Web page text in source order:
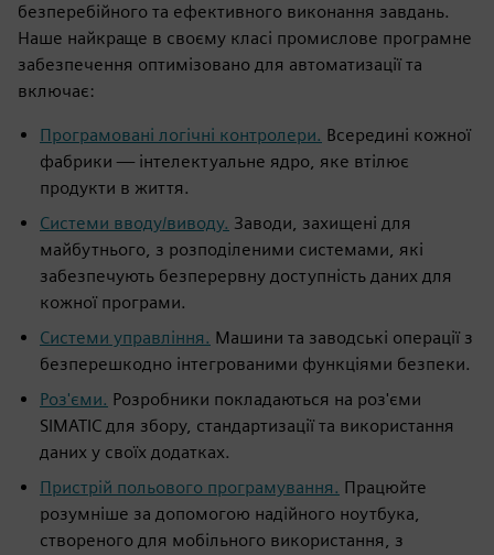
безперебійного та ефективного виконання завдань.
Наше найкраще в своєму класі промислове програмне
забезпечення оптимізовано для автоматизації та
включає:
Програмовані логічні контролери. Всередині кожної
фабрики — інтелектуальне ядро, яке втілює
продукти в життя.
Системи вводу/виводу. Заводи, захищені для
майбутнього, з розподіленими системами, які
забезпечують безперервну доступність даних для
кожної програми.
Системи управління. Машини та заводські операції з
безперешкодно інтегрованими функціями безпеки.
Роз'єми. Розробники покладаються на роз'єми
SIMATIC для збору, стандартизації та використання
даних у своїх додатках.
Пристрій польового програмування. Працюйте
розумніше за допомогою надійного ноутбука,
створеного для мобільного використання, з